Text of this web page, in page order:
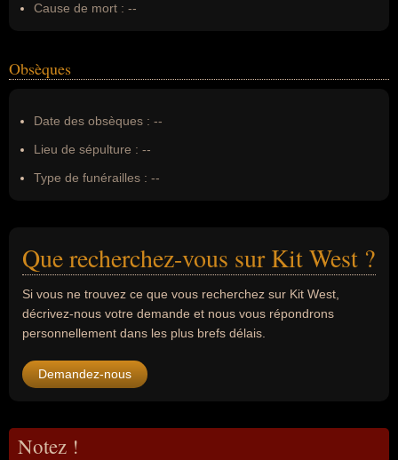
Cause de mort : --
Obsèques
Date des obsèques : --
Lieu de sépulture : --
Type de funérailles : --
Que recherchez-vous sur Kit West ?
Si vous ne trouvez ce que vous recherchez sur Kit West,
décrivez-nous votre demande et nous vous répondrons
personnellement dans les plus brefs délais.
Demandez-nous
Notez !